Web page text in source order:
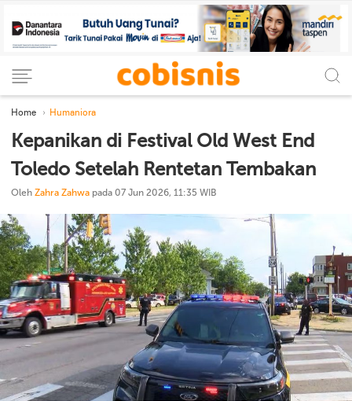
Home Humaniora
Kepanikan di Festival Old West End
Toledo Setelah Rentetan Tembakan
Oleh Zahra Zahwa pada 07 Jun 2026, 11:35 WIB